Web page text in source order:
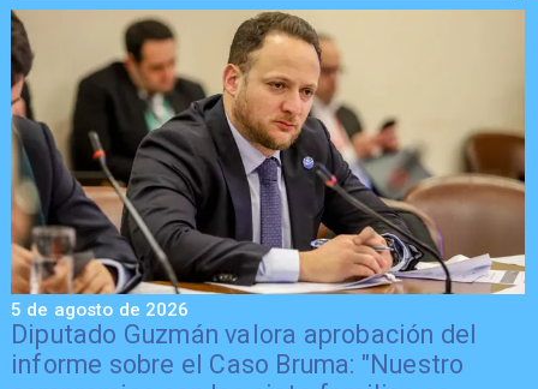
Diputado Guzmán valora aprobación del
informe sobre el Caso Bruma: "Nuestro
5 de agosto de 2026